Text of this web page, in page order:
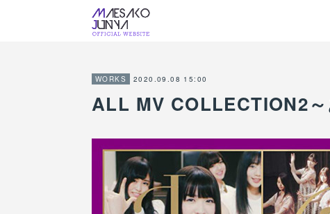
WORKS 2020.09.08 15:00
ALL MV COLLECTION2